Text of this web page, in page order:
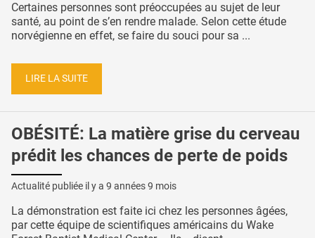
Certaines personnes sont préoccupées au sujet de leur
santé, au point de s’en rendre malade. Selon cette étude
norvégienne en effet, se faire du souci pour sa ...
LIRE LA SUITE
OBÉSITÉ: La matière grise du cerveau
prédit les chances de perte de poids
Actualité publiée il y a 9 années 9 mois
La démonstration est faite ici chez les personnes âgées,
par cette équipe de scientifiques américains du Wake